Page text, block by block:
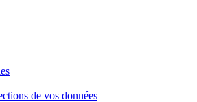
de vos données